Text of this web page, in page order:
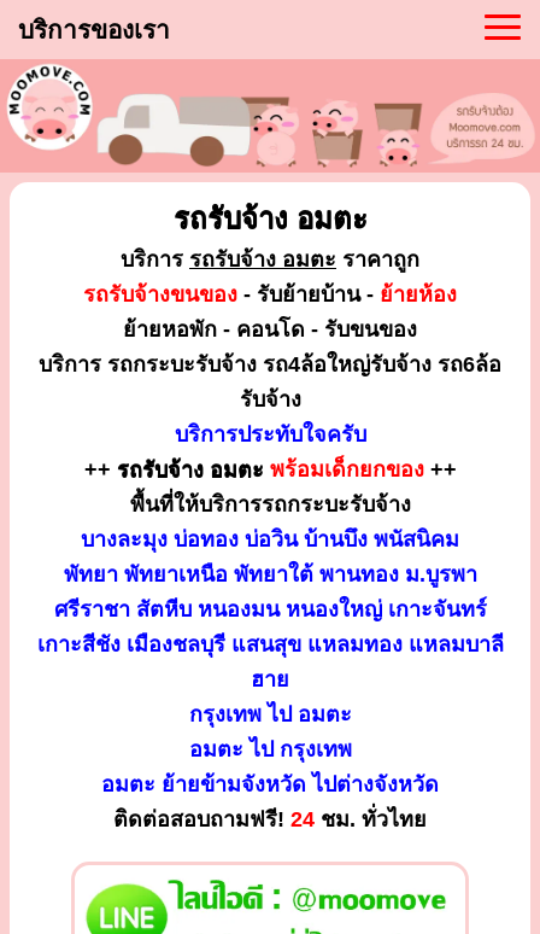
บริการของเรา
รถรับจ้าง อมตะ
บริการ รถรับจ้าง อมตะ ราคาถูก
รถรับจ้างขนของ - รับย้ายบ้าน - ย้ายห้อง
ย้ายหอพัก - คอนโด - รับขนของ
บริการ รถกระบะรับจ้าง รถ4ล้อใหญ่รับจ้าง รถ6ล้อ
รับจ้าง
บริการประทับใจครับ
++ รถรับจ้าง อมตะ พร้อมเด็กยกของ++
พื้นที่ให้บริการรถกระบะรับจ้าง
บางละมุง บ่อทอง บ่อวิน บ้านบึง พนัสนิคม
พัทยา พัทยาเหนือ พัทยาใต้ พานทอง ม.บูรพา
ศรีราชา สัตหีบ หนองมน หนองใหญ่ เกาะจันทร์
เกาะสีชัง เมืองชลบุรี แสนสุข แหลมทอง แหลมบาลี
ฮาย
กรุงเทพ ไป อมตะ
อมตะ ไป กรุงเทพ
อมตะ ย้ายข้ามจังหวัด ไปต่างจังหวัด
ติดต่อสอบถามฟรี! 24 ชม. ทั่วไทย